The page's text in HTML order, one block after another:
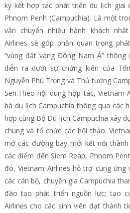
ký kết hợp tác phát triển du lịch giai
Phnom Penh (Campuchia). Là một
vận chuyển nhiều hành khách
Airlines sẽ góp phần quan trọng
“vùng đất vàng Đông Nam Á”
diễn ra dưới sự chứng kiến của
Nguyễn Phú Trọng và Thủ tướng
Sen.Theo nội dung hợp tác, Vietnam
bá du lịch Campuchia thông qua các
hợp cùng Bộ Du lịch Campuchia xây
chung và tổ chức các hội thảo.
mở các đường bay mới kết nối
các điểm đến Siem Reap, Phnom
đó, Vietnam Airlines hỗ trợ cung
các cán bộ, chuyên gia Campuchia
đào tạo phát triển nguồn lực; tạo
Airlines cho các sinh viên đạt thành